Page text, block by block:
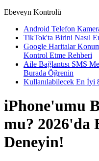
Ebeveyn Kontrolü
Android Telefon
TikTok'ta Birini Nasıl
Google Haritalar
Kontrol Etme Rehberi
Aile Bağlantısı SMS
Burada Öğrenin
Kullanılabilecek En İyi
iPhone'umu
mu? 2026'da
Deneyin!